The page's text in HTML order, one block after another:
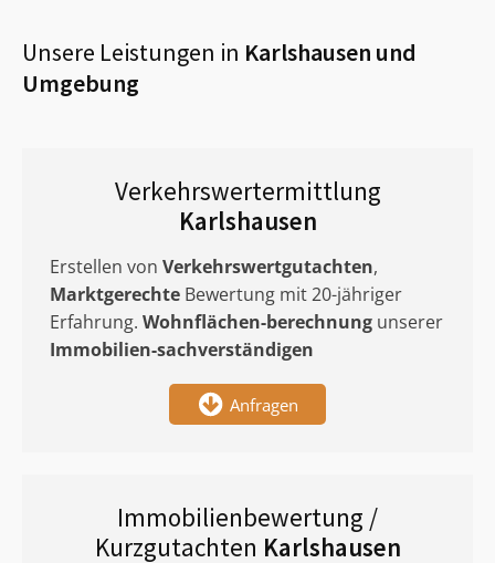
Unsere Leistungen in Karlshausen und
Umgebung
Verkehrswertermittlung
Karlshausen
Erstellen von Verkehrswertgutachten,
Marktgerechte Bewertung mit 20-jähriger
Erfahrung. Wohnflächen-berechnung unserer
Immobilien-sachverständigen
Anfragen
Immobilienbewertung /
Kurzgutachten Karlshausen